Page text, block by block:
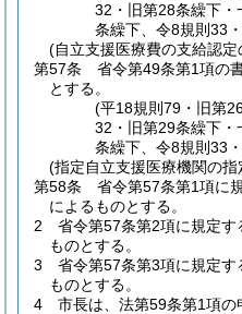
32・旧第28条繰下
条繰下、令8規則33
(自立支援医療費の支給認
第57条
省令第49条第1項の書
とする。
(平18規則79・旧第
32・旧第29条繰下
条繰下、令8規則33
(指定自立支援医療機関の指
第58条
省令第57条第1項に
によるものとする。
2
省令第57条第2項に規定す
ものとする。
3
省令第57条第3項に規定す
ものとする。
4
市長は、法第59条第1項